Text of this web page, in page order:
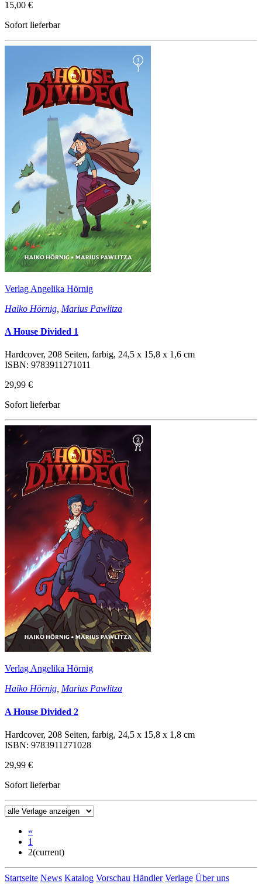
15,00 €
Sofort lieferbar
Verlag Angelika Hörnig
Haiko Hörnig Marius Pawlitza
A House Divided 1
Hardcover, 208 Seiten, farbig, 24,5 x 15,8 x 1,6 cm
ISBN: 9783911271011
29,99 €
Sofort lieferbar
Verlag Angelika Hörnig
Haiko Hörnig, Marius Pawlitza
A House Divided 2
Hardcover, 208 Seiten, farbig, 24,5 x 15,8 x 1,8 cm
ISBN: 9783911271028
29,99 €
Sofort lieferbar
«
1
2(current)
Startseite News Katalog Vorschau Händler Verlage Über uns